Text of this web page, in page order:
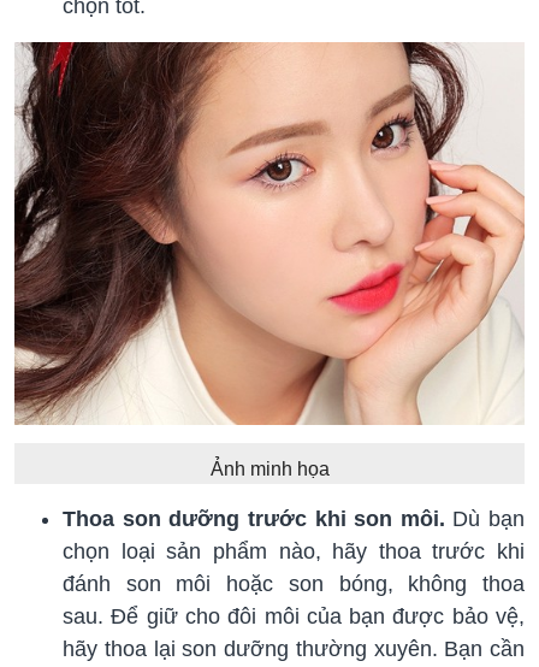
chọn tốt.
Ảnh minh họa
Thoa son dưỡng trước khi son môi. Dù bạn
chọn loại sản phẩm nào, hãy thoa trước khi
đánh son môi hoặc son bóng, không thoa
sau. Để giữ cho đôi môi của bạn được bảo vệ,
hãy thoa lại son dưỡng thường xuyên. Bạn cần